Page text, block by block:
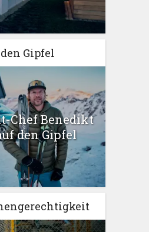
Gipfel
Chef Benedikt
den Gipfel